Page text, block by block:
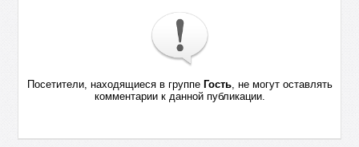
Посетители, находящиеся в группе Гость, не могут оставлять
комментарии к данной публикации.